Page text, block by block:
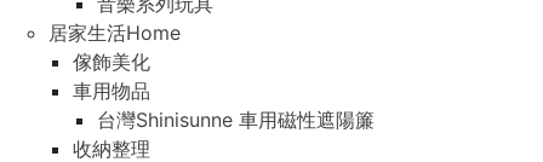
居家生活Home
傢飾美化
車用物品
台灣Shinisunne 車用磁性遮陽簾
收納整理